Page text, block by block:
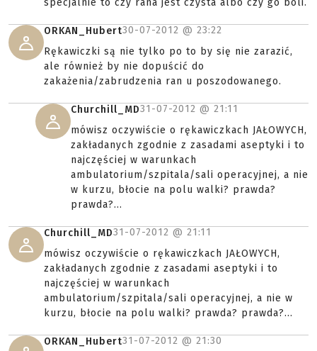
specjalnie to czy rana jest czysta albo czy go boli.
ORKAN_Hubert30-07-2012 @ 23:22
Rękawiczki są nie tylko po to by się nie zarazić,
ale również by nie dopuścić do
zakażenia/zabrudzenia ran u poszodowanego.
Churchill_MD31-07-2012 @ 21:11
mówisz oczywiście o rękawiczkach JAŁOWYCH,
zakładanych zgodnie z zasadami aseptyki i to
najczęściej w warunkach
ambulatorium/szpitala/sali operacyjnej, a nie
w kurzu, błocie na polu walki? prawda?
prawda?...
Churchill_MD31-07-2012 @ 21:11
mówisz oczywiście o rękawiczkach JAŁOWYCH,
zakładanych zgodnie z zasadami aseptyki i to
najczęściej w warunkach
ambulatorium/szpitala/sali operacyjnej, a nie w
kurzu, błocie na polu walki? prawda? prawda?...
ORKAN_Hubert31-07-2012 @ 21:30